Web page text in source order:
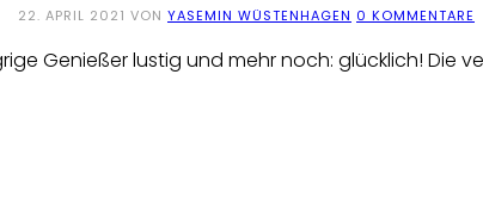
22. APRIL 2021 VON YASEMIN WÜSTENHAGEN 0 KOMMENTARE
Genießer lustig und mehr noch: glücklich! Die